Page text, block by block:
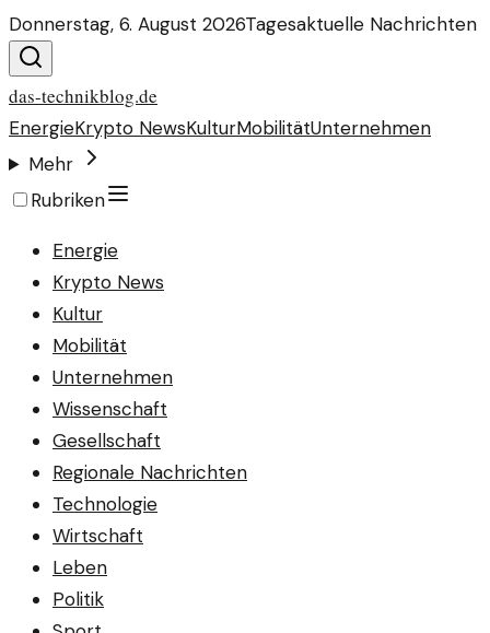
Donnerstag, 6. August 2026Tagesaktuelle Nachrichten
das-technikblog.de
EnergieKrypto NewsKulturMobilitätUnternehmen
Mehr
Rubriken
Energie
Krypto News
Kultur
Mobilität
Unternehmen
Wissenschaft
Gesellschaft
Regionale Nachrichten
Technologie
Wirtschaft
Leben
Politik